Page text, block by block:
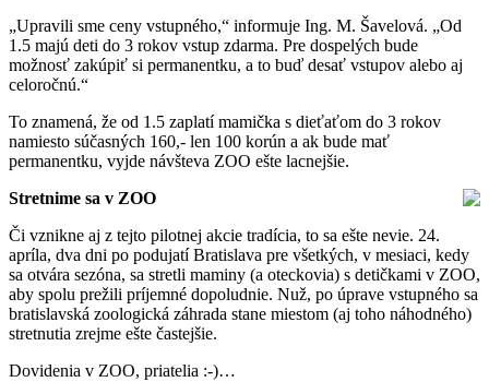
„Upravili sme ceny vstupného,“ informuje Ing. M. Šavelová. „Od
1.5 majú deti do 3 rokov vstup zdarma. Pre dospelých bude
možnosť zakúpiť si permanentku, a to buď desať vstupov alebo aj
celoročnú.“
To znamená, že od 1.5 zaplatí mamička s dieťaťom do 3 rokov
namiesto súčasných 160,- len 100 korún a ak bude mať
permanentku, vyjde návšteva ZOO ešte lacnejšie.
Stretnime sa v ZOO
Či vznikne aj z tejto pilotnej akcie tradícia, to sa ešte nevie. 24.
apríla, dva dni po podujatí Bratislava pre všetkých, v mesiaci, kedy
sa otvára sezóna, sa stretli maminy (a oteckovia) s detičkami v ZOO,
aby spolu prežili príjemné dopoludnie. Nuž, po úprave vstupného sa
bratislavská zoologická záhrada stane miestom (aj toho náhodného)
stretnutia zrejme ešte častejšie.
Dovidenia v ZOO, priatelia :-)…